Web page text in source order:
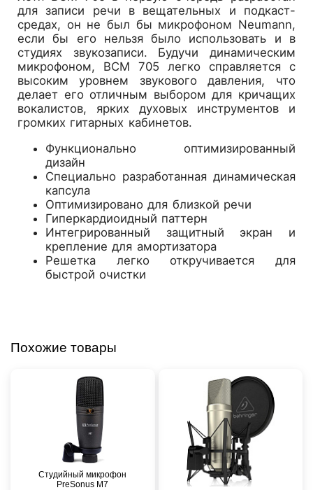
для записи речи в вещательных и подкаст-
средах, он не был бы микрофоном Neumann,
если бы его нельзя было использовать и в
студиях звукозаписи. Будучи динамическим
микрофоном, BCM 705 легко справляется с
высоким уровнем звукового давления, что
делает его отличным выбором для кричащих
вокалистов, ярких духовых инструментов и
громких гитарных кабинетов.
Функционально оптимизированный
дизайн
Специально разработанная динамическая
капсула
Оптимизировано для близкой речи
Гиперкардиоидный паттерн
Интегрированный защитный экран и
крепление для амортизатора
Решетка легко откручивается для
быстрой очистки
Похожие товары
Студийный микрофон
PreSonus M7